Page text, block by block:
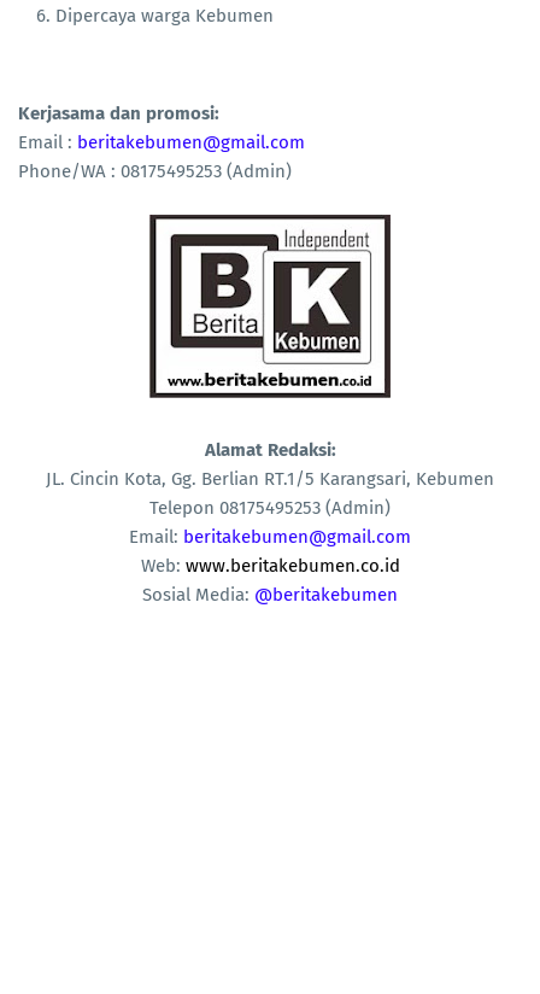
Dipercaya warga Kebumen
Kerjasama dan promosi:
Email : beritakebumen@gmail.com
Phone/WA : 08175495253 (Admin)
Alamat Redaksi:
JL. Cincin Kota, Gg. Berlian RT.1/5 Karangsari, Kebumen
Telepon 08175495253 (Admin)
Email: beritakebumen@gmail.com
Web: www.beritakebumen.co.id
Sosial Media: @beritakebumen